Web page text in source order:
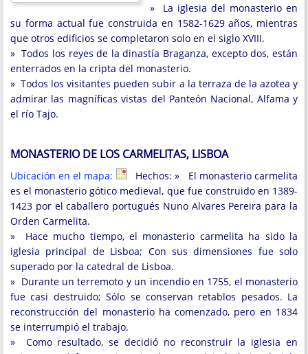
» La iglesia del monasterio en
su forma actual fue construida en 1582-1629 años, mientras
que otros edificios se completaron solo en el siglo XVIII.
» Todos los reyes de la dinastía Braganza, excepto dos, están
enterrados en la cripta del monasterio.
» Todos los visitantes pueden subir a la terraza de la azotea y
admirar las magníficas vistas del Panteón Nacional, Alfama y
el río Tajo.
MONASTERIO DE LOS CARMELITAS, LISBOA
Ubicación en el mapa:
Hechos: » El monasterio carmelita
es el monasterio gótico medieval, que fue construido en 1389-
1423 por el caballero portugués Nuno Alvares Pereira para la
Orden Carmelita.
» Hace mucho tiempo, el monasterio carmelita ha sido la
iglesia principal de Lisboa; Con sus dimensiones fue solo
superado por la catedral de Lisboa.
» Durante un terremoto y un incendio en 1755, el monasterio
fue casi destruido; Sólo se conservan retablos pesados. La
reconstrucción del monasterio ha comenzado, pero en 1834
se interrumpió el trabajo.
» Como resultado, se decidió no reconstruir la iglesia en